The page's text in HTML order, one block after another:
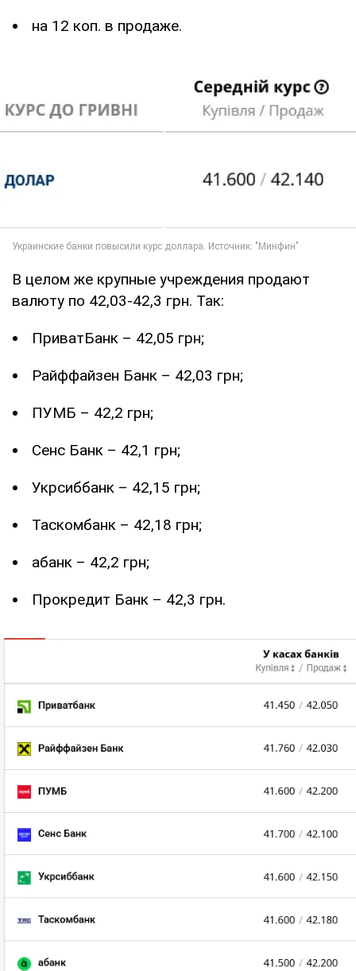
на 12 коп. в продаже.
В целом же крупные учреждения продают
валюту по 42,03-42,3 грн. Так:
ПриватБанк – 42,05 грн;
Райффайзен Банк – 42,03 грн;
ПУМБ – 42,2 грн;
Сенс Банк – 42,1 грн;
Укрсиббанк – 42,15 грн;
Таскомбанк – 42,18 грн;
абанк – 42,2 грн;
Прокредит Банк – 42,3 грн.